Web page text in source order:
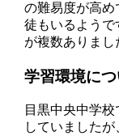
の難易度が高
徒もいるよう
が複数ありまし
学習環境に
目黒中央中学
していました